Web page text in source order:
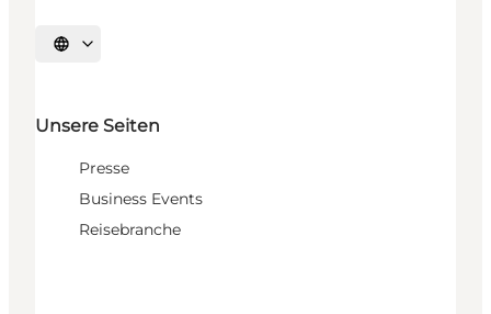
Sprache auswählen
Unsere Seiten
Presse
Business Events
Reisebranche